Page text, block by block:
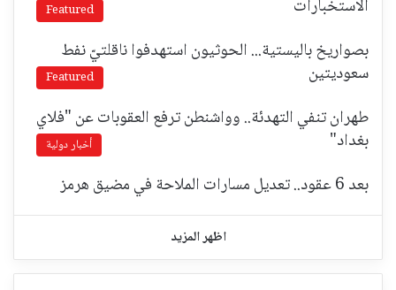
الاستخبارات
Featured
بصواريخ باليستية... الحوثيون استهدفوا ناقلتيّ نفط
سعوديتين
Featured
طهران تنفي التهدئة.. وواشنطن ترفع العقوبات عن "فلاي
بغداد"
أخبار دولية
بعد 6 عقود.. تعديل مسارات الملاحة في مضيق هرمز
اظهر المزيد